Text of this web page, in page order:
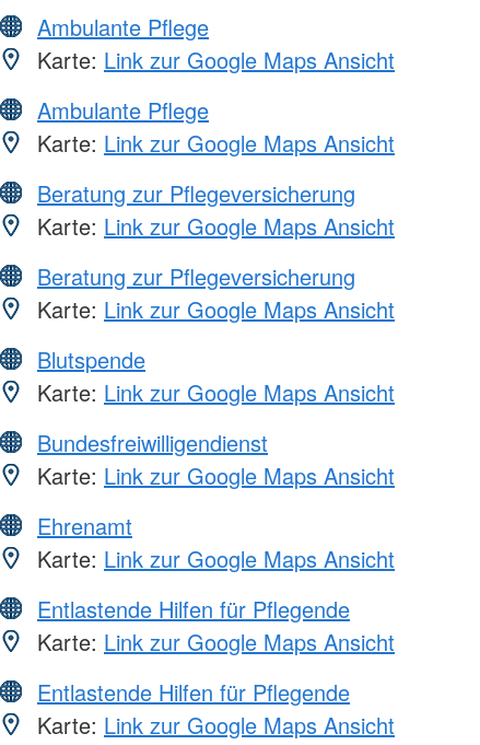
Ambulante Pflege
Karte: Link zur Google Maps Ansicht
Ambulante Pflege
Karte: Link zur Google Maps Ansicht
Beratung zur Pflegeversicherung
Karte: Link zur Google Maps Ansicht
Beratung zur Pflegeversicherung
Karte: Link zur Google Maps Ansicht
Blutspende
Karte: Link zur Google Maps Ansicht
Bundesfreiwilligendienst
Karte: Link zur Google Maps Ansicht
Ehrenamt
Karte: Link zur Google Maps Ansicht
Entlastende Hilfen für Pflegende
Karte: Link zur Google Maps Ansicht
Entlastende Hilfen für Pflegende
Karte: Link zur Google Maps Ansicht